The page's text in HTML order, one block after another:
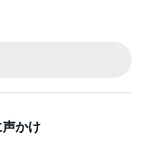
かけ